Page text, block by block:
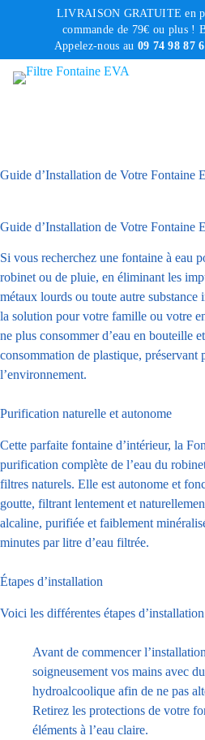
LIVRAISON GRATUITE en
commande de 79€ ou plus !
Appelez-nous au 09 74 98 87
Guide d’Installation de Votre Fontaine
Guide d’Installation de Votre Fontaine
Si vous recherchez une fontaine à eau
robinet ou de pluie, en éliminant les
métaux lourds ou toute autre substance
la solution pour votre famille ou votre
ne plus consommer d’eau en bouteille
consommation de plastique, préservant
l’environnement.
Purification naturelle et autonome
Cette parfaite fontaine d’intérieur, la
purification complète de l’eau du
filtres naturels. Elle est autonome et
goutte, filtrant lentement et
alcaline, purifiée et faiblement
minutes par litre d’eau filtrée.
Étapes d’installation
Voici les différentes étapes
Avant de commencer
soigneusement vos mains avec
hydroalcoolique afin de ne pas
Retirez les protections de votre
éléments à l’eau claire.